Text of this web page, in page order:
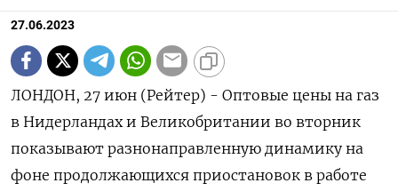
27.06.2023
ЛОНДОН, 27 июн (Рейтер) - Оптовые цены на газ
в Нидерландах и Великобритании во вторник
показывают разнонаправленную динамику на
фоне продолжающихся приостановок в работе